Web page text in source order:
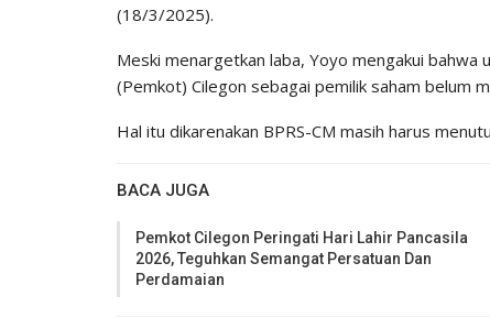
(18/3/2025).
Meski menargetkan laba, Yoyo mengakui
(Pemkot) Cilegon sebagai pemilik saham belum
Hal itu dikarenakan BPRS-CM masih harus
BACA JUGA
‎Pemkot Cilegon Peringati Hari Lahir Pancasila
2026, Teguhkan Semangat Persatuan Dan
Perdamaian